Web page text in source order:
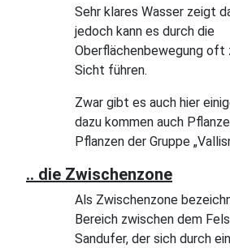
Sehr klares Wasser zeigt
jedoch kann es durch die
Oberflächenbewegung oft
Sicht führen.
Zwar gibt es auch hier
dazu kommen auch
Pflanzen der Gruppe
.. die Zwischenzone
Als Zwischenzone
Bereich zwischen dem
Sandufer, der sich durch